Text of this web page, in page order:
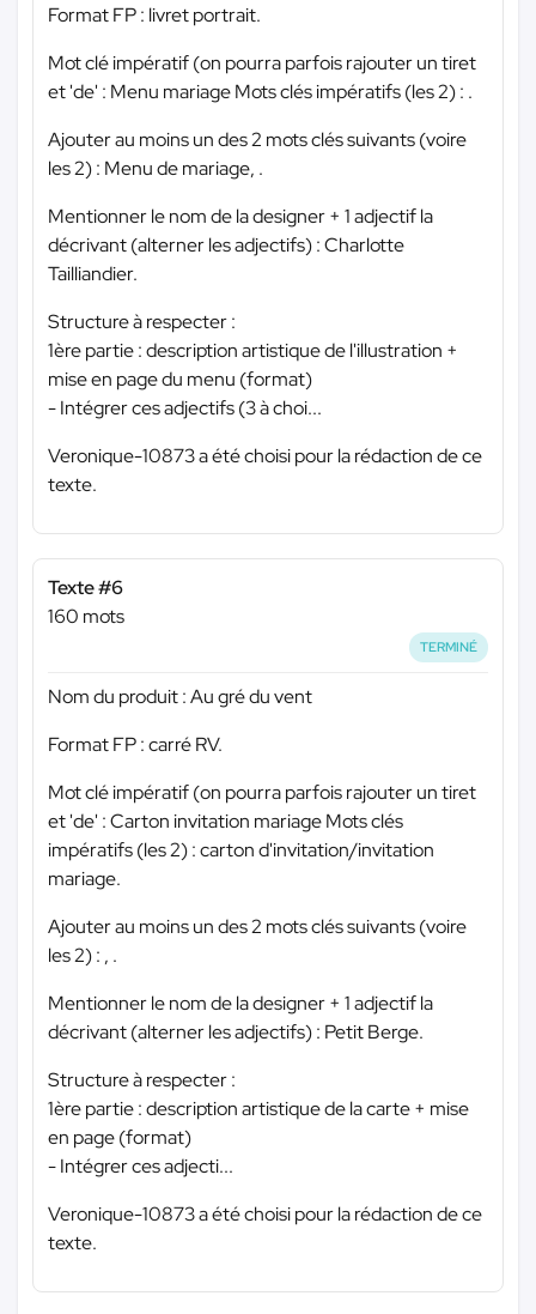
Format FP : livret portrait.
Mot clé impératif (on pourra parfois rajouter un tiret
et 'de' : Menu mariage Mots clés impératifs (les 2) : .
Ajouter au moins un des 2 mots clés suivants (voire
les 2) : Menu de mariage, .
Mentionner le nom de la designer + 1 adjectif la
décrivant (alterner les adjectifs) : Charlotte
Tailliandier.
Structure à respecter :
1ère partie : description artistique de l'illustration +
mise en page du menu (format)
- Intégrer ces adjectifs (3 à choi...
Veronique-10873 a été choisi pour la rédaction de ce
texte.
Texte #6
160 mots
TERMINÉ
Nom du produit : Au gré du vent
Format FP : carré RV.
Mot clé impératif (on pourra parfois rajouter un tiret
et 'de' : Carton invitation mariage Mots clés
impératifs (les 2) : carton d'invitation/invitation
mariage.
Ajouter au moins un des 2 mots clés suivants (voire
les 2) : , .
Mentionner le nom de la designer + 1 adjectif la
décrivant (alterner les adjectifs) : Petit Berge.
Structure à respecter :
1ère partie : description artistique de la carte + mise
en page (format)
- Intégrer ces adjecti...
Veronique-10873 a été choisi pour la rédaction de ce
texte.